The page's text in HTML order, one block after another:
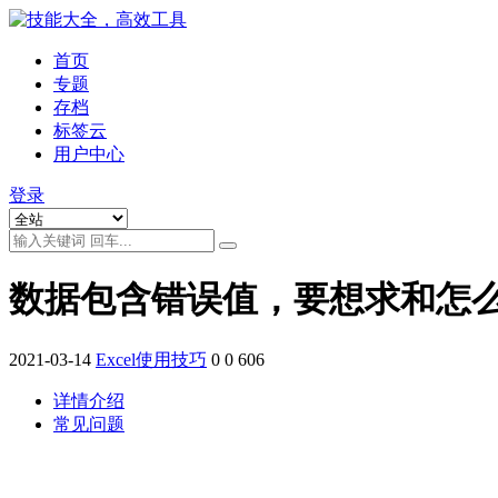
首页
专题
存档
标签云
用户中心
登录
数据包含错误值，要想求和怎
2021-03-14 Excel使用技巧 0 0 606
详情介绍
常见问题